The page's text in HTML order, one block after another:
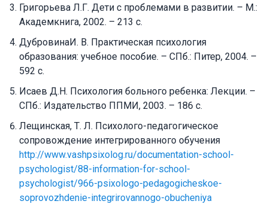
Григорьева Л.Г. Дети с проблемами в развитии. – М.:
Академкнига, 2002. – 213 с.
ДубровинаИ. В. Практическая психология
образования: учебное пособие. – СПб.: Питер, 2004. –
592 с.
Исаев Д.Н. Психология больного ребенка: Лекции. –
СПб.: Издательство ППМИ, 2003. – 186 с.
Лещинская, Т. Л. Психолого-педагогическое
сопровождение интегрированного обучения
http://www.vashpsixolog.ru/documentation-school-
psychologist/88-information-for-school-
psychologist/966-psixologo-pedagogicheskoe-
soprovozhdenie-integrirovannogo-obucheniya